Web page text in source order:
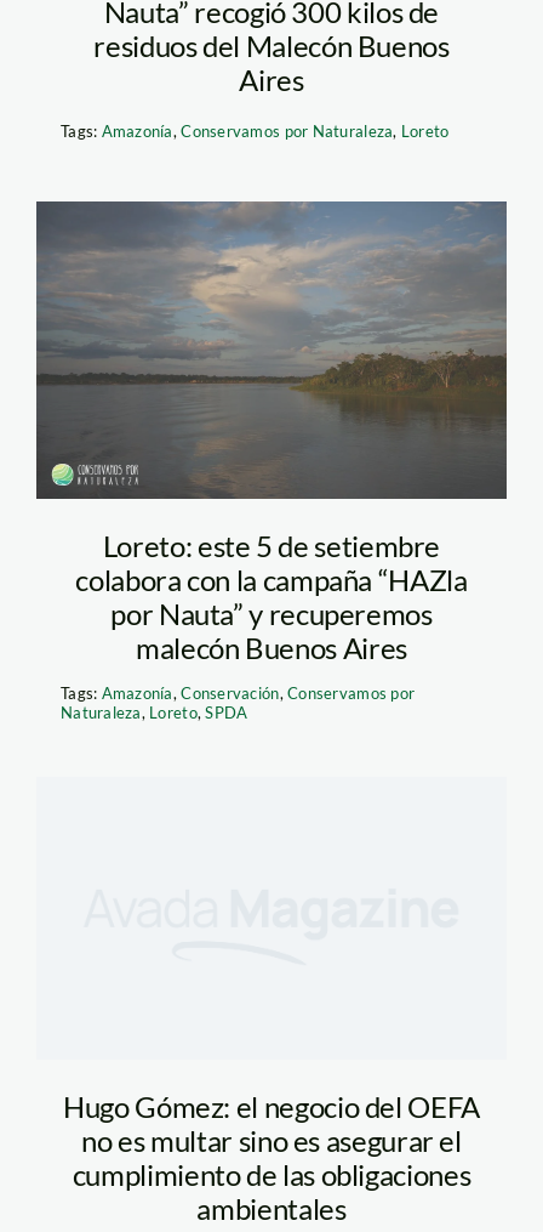
Nauta” recogió 300 kilos de
residuos del Malecón Buenos
Aires
Tags: Amazonía,Conservamos por Naturaleza, Loreto
maranon
Loreto: este 5 de setiembre
colabora con la campaña “HAZla
por Nauta” y recuperemos
malecón Buenos Aires
Tags: Amazonía,Conservación,Conservamos por
Naturaleza, Loreto,SPDA
Hugo Gómez: el negocio del OEFA
no es multar sino es asegurar el
cumplimiento de las obligaciones
ambientales